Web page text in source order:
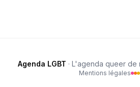
Agenda LGBT · L'agenda queer
Mentions légales